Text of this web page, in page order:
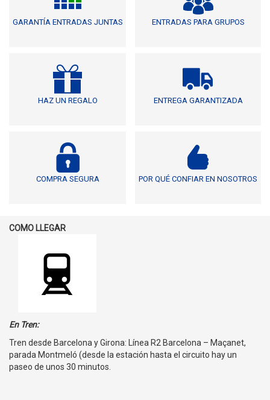
GARANTÍA ENTRADAS JUNTAS ENTRADAS PARA GRUPOS
HAZ UN REGALO ENTREGA GARANTIZADA
COMPRA SEGURA POR QUÉ CONFIAR EN NOSOTROS
COMO LLEGAR
En Tren:
Tren desde Barcelona y Girona: Línea R2 Barcelona – Maçanet,
parada Montmeló (desde la estación hasta el circuito hay un
paseo de unos 30 minutos.